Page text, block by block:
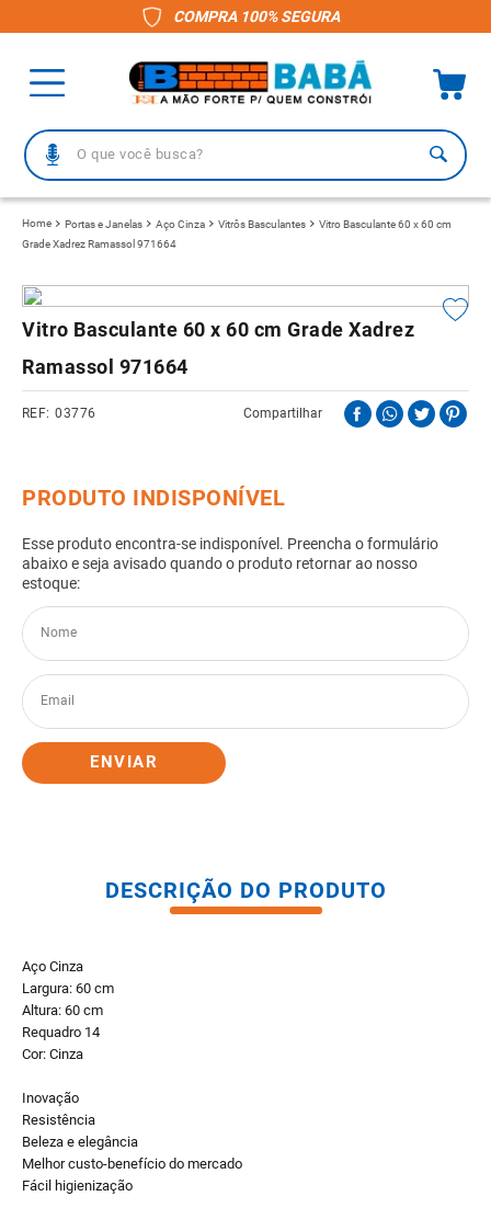
COMPRA 100% SEGURA
O que você busca?
Portas e Janelas Aço Cinza Vitrôs Basculantes
Vitro Basculante 60 x 60 cm
Grade Xadrez Ramassol 971664
Vitro Basculante 60 x 60 cm Grade Xadrez
Ramassol 971664
03776 Compartilhar
ENVIAR
DESCRIÇÃO DO PRODUTO
Aço Cinza
Largura: 60 cm
Altura: 60 cm
Requadro 14
Cor: Cinza
Inovação
Resistência
Beleza e elegância
Melhor custo-benefício do mercado
Fácil higienização
1º piso
2º porcelanato
3º telha
4º vaso sanitário
9º porta
10º